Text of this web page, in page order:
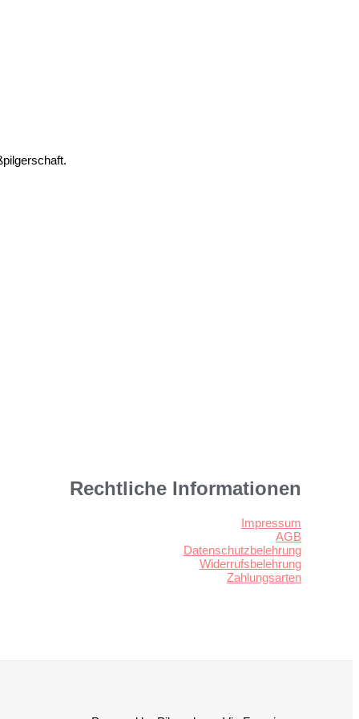
Rechtliche Informationen
Impressum
AGB
Datenschutzbelehrung
Widerrufsbelehrung
Zahlungsarten